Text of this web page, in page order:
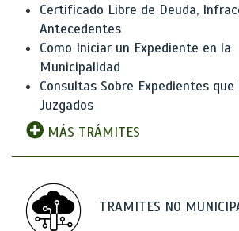
Certificado Libre de Deuda,
Antecedentes
Como Iniciar un Expediente en la
Municipalidad
Consultas Sobre Expedientes que
Juzgados
MÁS TRÁMITES
TRAMITES NO